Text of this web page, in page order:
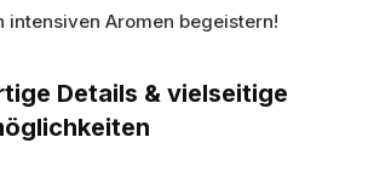
intensiven Aromen begeistern!
Details & vielseitige